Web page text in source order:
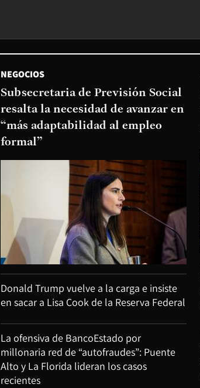
NEGOCIOS
Subsecretaria de Previsión Social
resalta la necesidad de avanzar en
“más adaptabilidad al empleo
formal”
Donald Trump vuelve a la carga e insiste
en sacar a Lisa Cook de la Reserva Federal
La ofensiva de BancoEstado por
millonaria red de “autofraudes”: Puente
Alto y La Florida lideran los casos
recientes